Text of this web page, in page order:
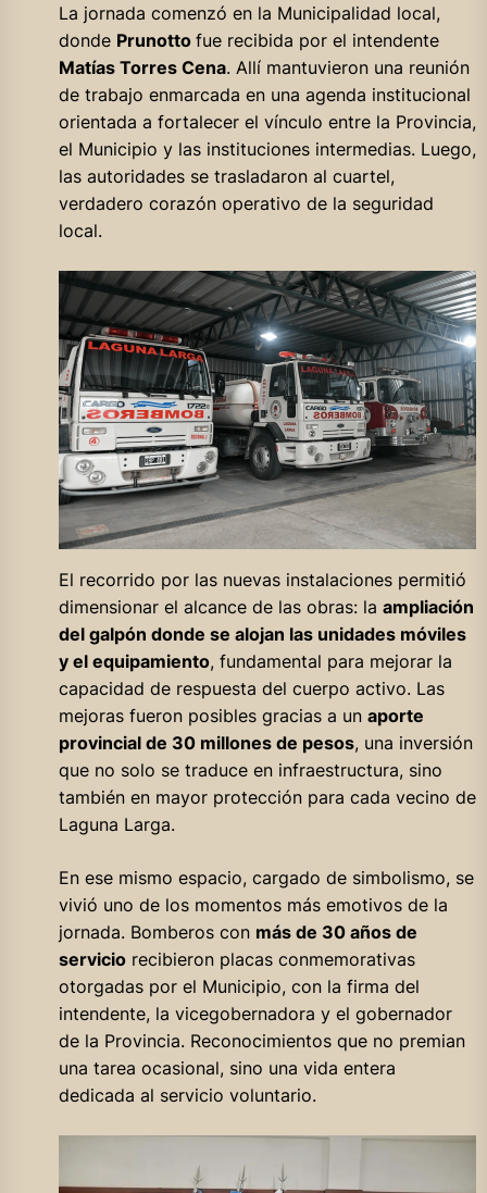
La jornada comenzó en la Municipalidad local,
donde Prunotto fue recibida por el intendente
Matías Torres Cena. Allí mantuvieron una reunión
de trabajo enmarcada en una agenda institucional
orientada a fortalecer el vínculo entre la Provincia,
el Municipio y las instituciones intermedias. Luego,
las autoridades se trasladaron al cuartel,
verdadero corazón operativo de la seguridad
local.
El recorrido por las nuevas instalaciones permitió
dimensionar el alcance de las obras: la ampliación
del galpón donde se alojan las unidades móviles
y el equipamiento, fundamental para mejorar la
capacidad de respuesta del cuerpo activo. Las
mejoras fueron posibles gracias a un aporte
provincial de 30 millones de pesos, una inversión
que no solo se traduce en infraestructura, sino
también en mayor protección para cada vecino de
Laguna Larga.
En ese mismo espacio, cargado de simbolismo, se
vivió uno de los momentos más emotivos de la
jornada. Bomberos con más de 30 años de
serviciorecibieron placas conmemorativas
otorgadas por el Municipio, con la firma del
intendente, la vicegobernadora y el gobernador
de la Provincia. Reconocimientos que no premian
una tarea ocasional, sino una vida entera
dedicada al servicio voluntario.